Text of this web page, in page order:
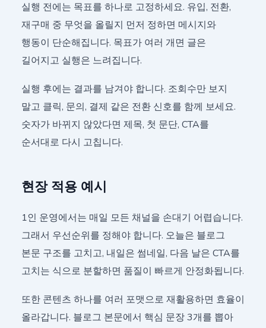
실행 전에는 목표를 하나로 고정하세요. 유입, 전환,
재구매 중 무엇을 올릴지 먼저 정하면 메시지와
행동이 단순해집니다. 목표가 여러 개면 글은
길어지고 실행은 느려집니다.
실행 후에는 결과를 남겨야 합니다. 조회수만 보지
말고 클릭, 문의, 결제 같은 전환 신호를 함께 보세요.
숫자가 바뀌지 않았다면 제목, 첫 문단, CTA를
순서대로 다시 고칩니다.
현장 적용 예시
1인 운영에서는 매일 모든 채널을 손대기 어렵습니다.
그래서 우선순위를 정해야 합니다. 오늘은 블로그
본문 구조를 고치고, 내일은 썸네일, 다음 날은 CTA를
고치는 식으로 분할하면 품질이 빠르게 안정화됩니다.
또한 콘텐츠 하나를 여러 포맷으로 재활용하면 효율이
올라갑니다. 블로그 본문에서 핵심 문장 3개를 뽑아